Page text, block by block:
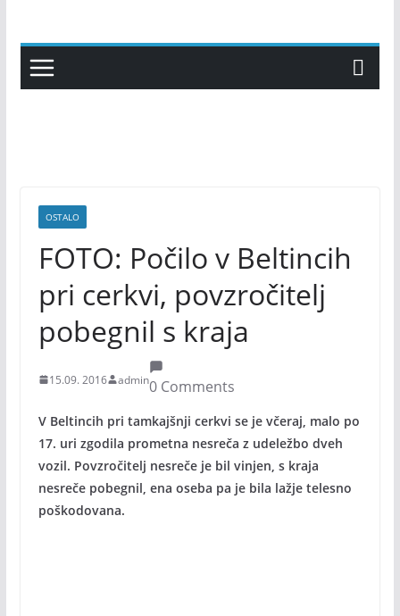
content
OSTALO
FOTO: Počilo v Beltincih
pri cerkvi, povzročitelj
pobegnil s kraja
15.09. 2016 admin0 Comments
V Beltincih pri tamkajšnji cerkvi se je včeraj, malo po
17. uri zgodila prometna nesreča z udeležbo dveh
vozil. Povzročitelj nesreče je bil vinjen, s kraja
nesreče pobegnil, ena oseba pa je bila lažje telesno
poškodovana.